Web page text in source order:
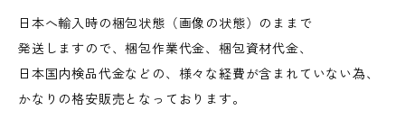
日本へ輸入時の梱包状態（画像の状態）のままで
発送しますので、梱包作業代金、梱包資材代金、
日本国内検品代金などの、様々な経費が含まれていない為、
かなりの格安販売となっております。